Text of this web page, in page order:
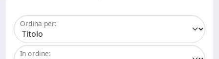
Ordina per:
In ordine: